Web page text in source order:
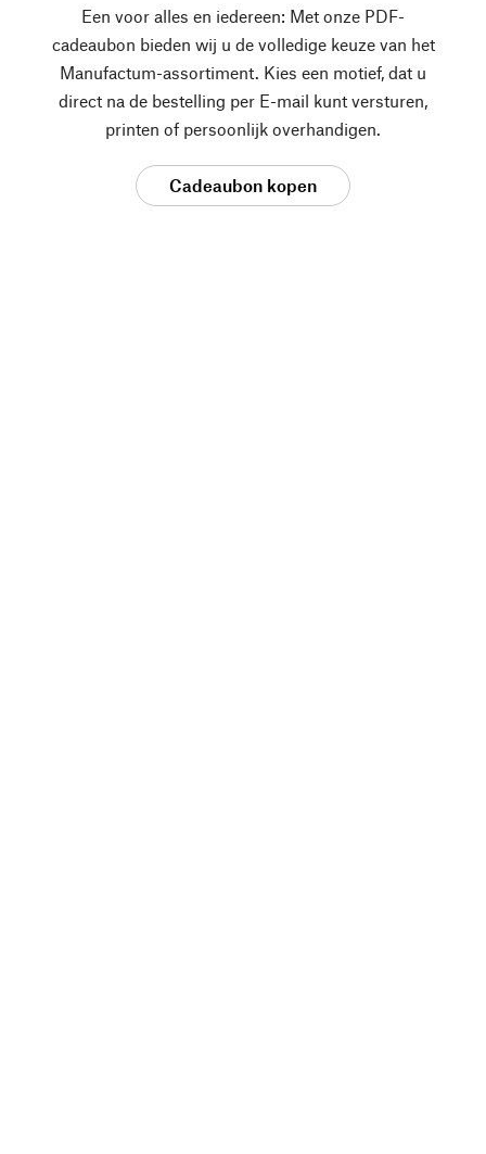
Een voor alles en iedereen: Met onze PDF-
cadeaubon bieden wij u de volledige keuze van het
Manufactum-assortiment. Kies een motief, dat u
direct na de bestelling per E-mail kunt versturen,
printen of persoonlijk overhandigen.
Cadeaubon kopen